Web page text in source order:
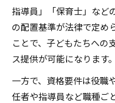
指導員」「保育士」など
の配置基準が法律で定め
ことで、子どもたちへの
ス提供が可能になります。
一方で、資格要件は役職
任者や指導員など職種ご